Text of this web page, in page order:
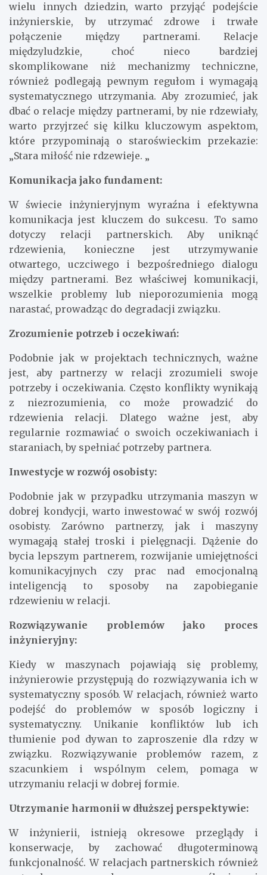
wielu innych dziedzin, warto przyjąć podejście
inżynierskie, by utrzymać zdrowe i trwałe
połączenie między partnerami. Relacje
międzyludzkie, choć nieco bardziej
skomplikowane niż mechanizmy techniczne,
również podlegają pewnym regułom i wymagają
systematycznego utrzymania. Aby zrozumieć, jak
dbać o relacje między partnerami, by nie rdzewiały,
warto przyjrzeć się kilku kluczowym aspektom,
które przypominają o staroświeckim przekazie:
„Stara miłość nie rdzewieje. „
Komunikacja jako fundament:
W świecie inżynieryjnym wyraźna i efektywna
komunikacja jest kluczem do sukcesu. To samo
dotyczy relacji partnerskich. Aby uniknąć
rdzewienia, konieczne jest utrzymywanie
otwartego, uczciwego i bezpośredniego dialogu
między partnerami. Bez właściwej komunikacji,
wszelkie problemy lub nieporozumienia mogą
narastać, prowadząc do degradacji związku.
Zrozumienie potrzeb i oczekiwań:
Podobnie jak w projektach technicznych, ważne
jest, aby partnerzy w relacji zrozumieli swoje
potrzeby i oczekiwania. Często konflikty wynikają
z niezrozumienia, co może prowadzić do
rdzewienia relacji. Dlatego ważne jest, aby
regularnie rozmawiać o swoich oczekiwaniach i
staraniach, by spełniać potrzeby partnera.
Inwestycje w rozwój osobisty:
Podobnie jak w przypadku utrzymania maszyn w
dobrej kondycji, warto inwestować w swój rozwój
osobisty. Zarówno partnerzy, jak i maszyny
wymagają stałej troski i pielęgnacji. Dążenie do
bycia lepszym partnerem, rozwijanie umiejętności
komunikacyjnych czy prac nad emocjonalną
inteligencją to sposoby na zapobieganie
rdzewieniu w relacji.
Rozwiązywanie problemów jako proces
inżynieryjny:
Kiedy w maszynach pojawiają się problemy,
inżynierowie przystępują do rozwiązywania ich w
systematyczny sposób. W relacjach, również warto
podejść do problemów w sposób logiczny i
systematyczny. Unikanie konfliktów lub ich
tłumienie pod dywan to zaproszenie dla rdzy w
związku. Rozwiązywanie problemów razem, z
szacunkiem i wspólnym celem, pomaga w
utrzymaniu relacji w dobrej formie.
Utrzymanie harmonii w dłuższej perspektywie:
W inżynierii, istnieją okresowe przeglądy i
konserwacje, by zachować długoterminową
funkcjonalność. W relacjach partnerskich również